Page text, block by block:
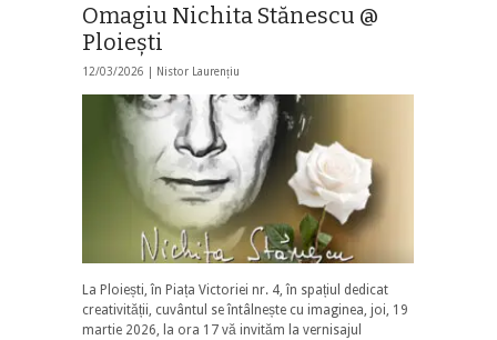
Omagiu Nichita Stănescu @
Ploiești
12/03/2026 | Nistor Laurențiu
La Ploiești, în Piața Victoriei nr. 4, în spațiul dedicat
creativității, cuvântul se întâlnește cu imaginea, joi, 19
martie 2026, la ora 17 vă invităm la vernisajul